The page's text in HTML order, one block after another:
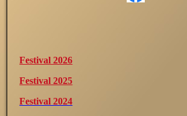
Festival 2026
Festival 2025
Festival 2024